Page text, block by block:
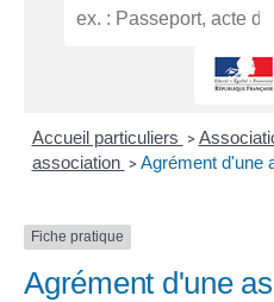
Accueil particuliers >
association > Agrément d'une
Fiche pratique
Agrément d'une